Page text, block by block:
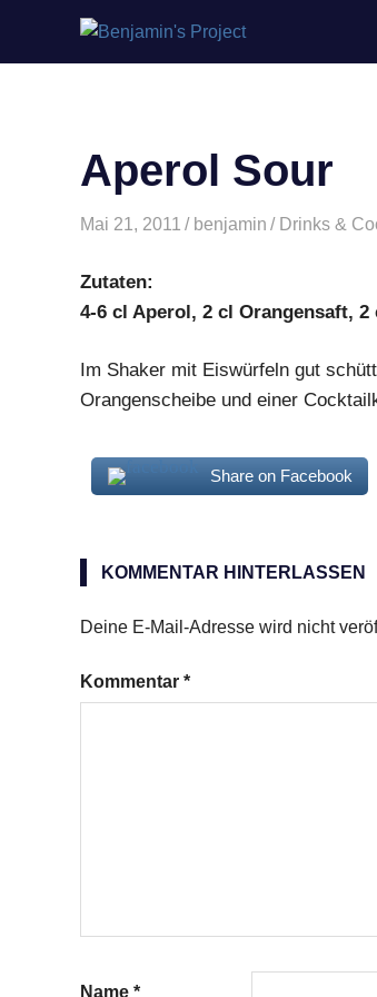
Aperol Sour
Mai 21, 2011 benjamin Drinks &
Zutaten:
4-6 cl Aperol, 2 cl Orangensaft,
Im Shaker mit Eiswürfeln gut
Orangenscheibe und einer
Share on Facebook
KOMMENTAR HINTERLASSEN
Deine E-Mail-Adresse wird nicht
Kommentar *
Name *